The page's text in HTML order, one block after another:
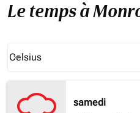
Le temps à
Celsius
keyboard_arrow_down
samedi